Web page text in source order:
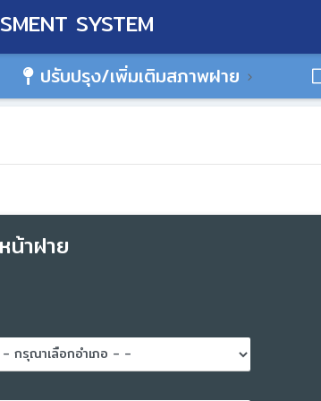
SYSTEM
ปรับปรุง/เพิ่มเติมสภาพฝาย
าฝาย